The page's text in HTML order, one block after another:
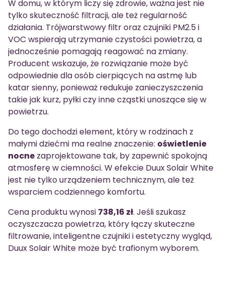
W domu, w którym liczy się zdrowie, ważna jest nie
tylko skuteczność filtracji, ale też regularność
działania. Trójwarstwowy filtr oraz czujniki PM2.5 i
VOC wspierają utrzymanie czystości powietrza, a
jednocześnie pomagają reagować na zmiany.
Producent wskazuje, że rozwiązanie może być
odpowiednie dla osób cierpiących na astmę lub
katar sienny, ponieważ redukuje zanieczyszczenia
takie jak kurz, pyłki czy inne cząstki unoszące się w
powietrzu.
Do tego dochodzi element, który w rodzinach z
małymi dziećmi ma realne znaczenie: oświetlenie
nocne zaprojektowane tak, by zapewnić spokojną
atmosferę w ciemności. W efekcie Duux Solair White
jest nie tylko urządzeniem technicznym, ale też
wsparciem codziennego komfortu.
Cena produktu wynosi 738,16 zł. Jeśli szukasz
oczyszczacza powietrza, który łączy skuteczne
filtrowanie, inteligentne czujniki i estetyczny wygląd,
Duux Solair White może być trafionym wyborem.